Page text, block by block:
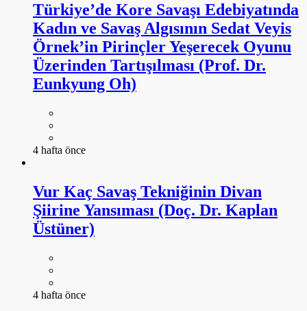
Türkiye’de Kore Savaşı Edebiyatında
Kadın ve Savaş Algısının Sedat Veyis
Örnek’in Pirinçler Yeşerecek Oyunu
Üzerinden Tartışılması (Prof. Dr.
Eunkyung Oh)
4 hafta önce
Vur Kaç Savaş Tekniğinin Divan
Şiirine Yansıması (Doç. Dr. Kaplan
Üstüner)
4 hafta önce